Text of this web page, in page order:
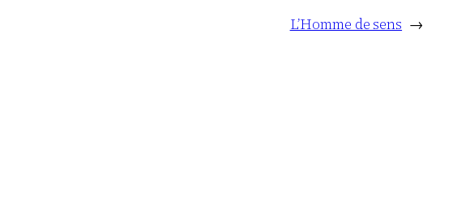
L’Homme de sens →